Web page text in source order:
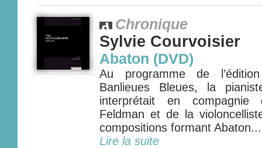
Chronique
Sylvie Courvoisier
Abaton (DVD)
Au programme de
Banlieues Bleues, la
interprétait en compagnie
Feldman et de la
compositions formant Abaton...
Lire la suite